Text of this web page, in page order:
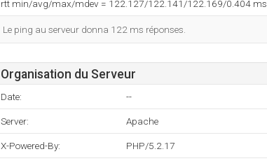
rtt min/avg/max/mdev = 122.127/122.141/122.169/0.404 ms
Le ping au serveur donna 122 ms réponses.
Organisation du Serveur
Date: --
Server: Apache
X-Powered-By: PHP/5.2.17